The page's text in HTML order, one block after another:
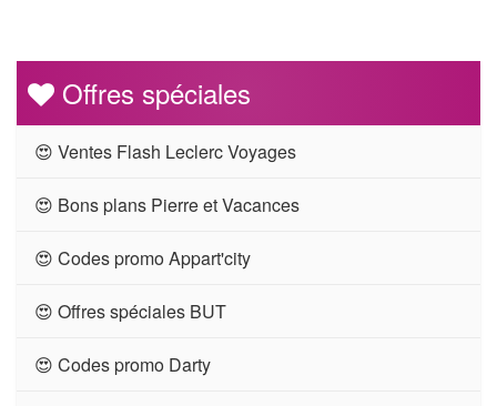
Offres spéciales
😍 Ventes Flash Leclerc Voyages
😍 Bons plans Pierre et Vacances
😍 Codes promo Appart'city
😍 Offres spéciales BUT
😍 Codes promo Darty